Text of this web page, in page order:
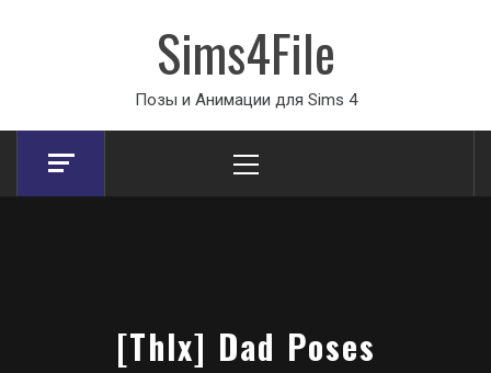
Sims4File
Позы и Анимации для Sims 4
Menu
[Thlx] Dad Poses